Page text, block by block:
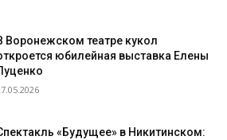
Воронежском театре кукол
юбилейная выставка Елены
«Будущее» в Никитинском: